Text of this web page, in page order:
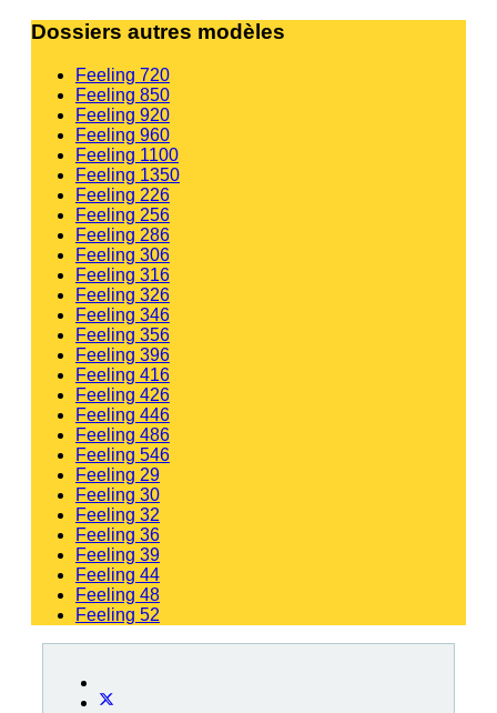
Dossiers autres modèles
Feeling 720
Feeling 850
Feeling 920
Feeling 960
Feeling 1100
Feeling 1350
Feeling 226
Feeling 256
Feeling 286
Feeling 306
Feeling 316
Feeling 326
Feeling 346
Feeling 356
Feeling 396
Feeling 416
Feeling 426
Feeling 446
Feeling 486
Feeling 546
Feeling 29
Feeling 30
Feeling 32
Feeling 36
Feeling 39
Feeling 44
Feeling 48
Feeling 52